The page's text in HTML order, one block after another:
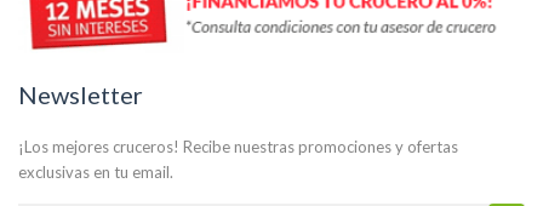
Newsletter
¡Los mejores cruceros! Recibe nuestras promociones y ofertas
exclusivas en tu email.